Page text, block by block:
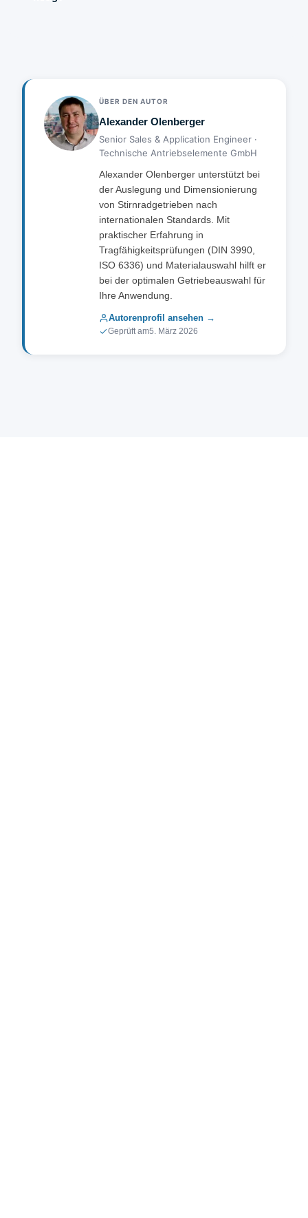
(z1 + z2) × m / 2. Für ein Getriebe mit z1=20 Zähnen,
Geradverzahnung), um Unterschnitte zu vermeiden
und die Tragfähigkeit zu verbessern. DIN 3990 und ISO
6336 spezifizieren die zulässigen Werte.
ÜBER DEN AUTOR
Alexander Olenberger
Senior Sales & Application Engineer ·
Technische Antriebselemente GmbH
Alexander Olenberger unterstützt bei
der Auslegung und Dimensionierung
von Stirnradgetrieben nach
internationalen Standards. Mit
praktischer Erfahrung in
Tragfähigkeitsprüfungen (DIN 3990,
ISO 6336) und Materialauswahl hilft er
bei der optimalen Getriebeauswahl für
Ihre Anwendung.
Autorenprofil ansehen →
Geprüft am5. März 2026